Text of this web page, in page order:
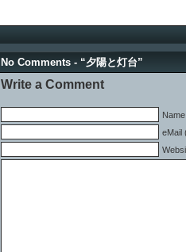
No Comments - “夕陽と灯台”
Write a Comment
eMail